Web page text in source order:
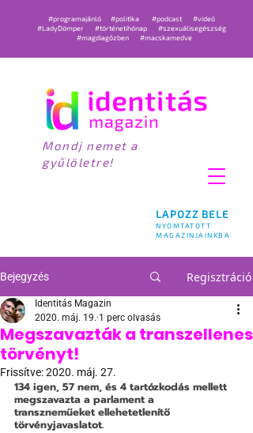
LAPOZZ BELE
NYOMTATOTT
MAGAZINJAINKBA
#programajánló #politika #podcast
#videó
#LadyDömper
#történetihónap
#szexuálisegészség
#magdiagőzben
#macskamedve
Mondj nemet a
gyűlöletre!
Bejegyzés Regisztráció
Megszavazták a transzellenes
törvényt!
Identitás Magazin
2020. máj. 19. 1 perc olvasás
Frissítve:2020. máj. 27.
134 igen, 57 nem, és 4 tartózkodás mellett
megszavazta a parlament a
transzneműeket ellehetetlenítő
törvényjavaslatot.